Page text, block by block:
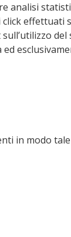
analisi
in modo